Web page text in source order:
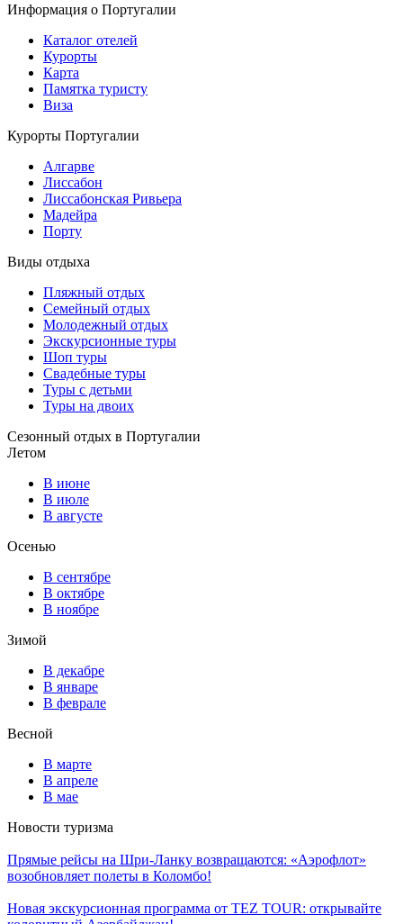
Информация о Португалии
Каталог отелей
Курорты
Карта
Памятка туристу
Виза
Курорты Португалии
Алгарве
Лиссабон
Лиссабонская Ривьера
Мадейра
Порту
Виды отдыха
Пляжный отдых
Семейный отдых
Молодежный отдых
Экскурсионные туры
Шоп туры
Свадебные туры
Туры с детьми
Туры на двоих
Сезонный отдых в Португалии
Летом
В июне
В июле
В августе
Осенью
В сентябре
В октябре
В ноябре
Зимой
В декабре
В январе
В феврале
Весной
В марте
В апреле
В мае
Новости туризма
Прямые рейсы на Шри-Ланку возвращаются: «Аэрофлот»
возобновляет полеты в Коломбо!
Новая экскурсионная программа от TEZ TOUR: открывайте